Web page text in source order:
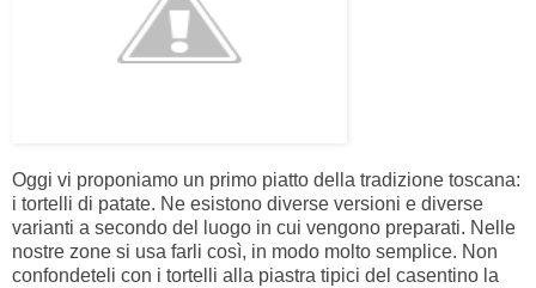
Oggi vi proponiamo un primo piatto della tradizione toscana:
i tortelli di patate. Ne esistono diverse versioni e diverse
varianti a secondo del luogo in cui vengono preparati. Nelle
nostre zone si usa farli così, in modo molto semplice. Non
confondeteli con i tortelli alla piastra tipici del casentino la